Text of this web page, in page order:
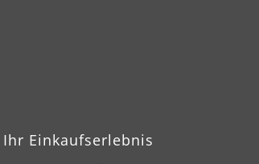
Einkaufserlebnis